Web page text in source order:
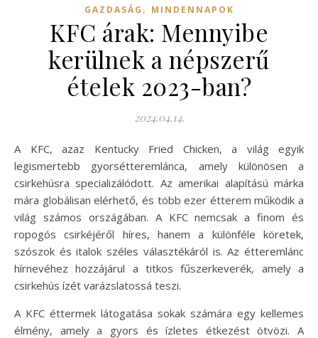
GAZDASÁG , MINDENNAPOK
KFC árak: Mennyibe
kerülnek a népszerű
ételek 2023-ban?
2024.04.14.
A KFC, azaz Kentucky Fried Chicken, a világ egyik
legismertebb gyorsétteremlánca, amely különösen a
csirkehúsra specializálódott. Az amerikai alapítású márka
mára globálisan elérhető, és több ezer étterem működik a
világ számos országában. A KFC nemcsak a finom és
ropogós csirkéjéről híres, hanem a különféle köretek,
szószok és italok széles választékáról is. Az étteremlánc
hírnevéhez hozzájárul a titkos fűszerkeverék, amely a
csirkehús ízét varázslatossá teszi.
A KFC éttermek látogatása sokak számára egy kellemes
élmény, amely a gyors és ízletes étkezést ötvözi. A